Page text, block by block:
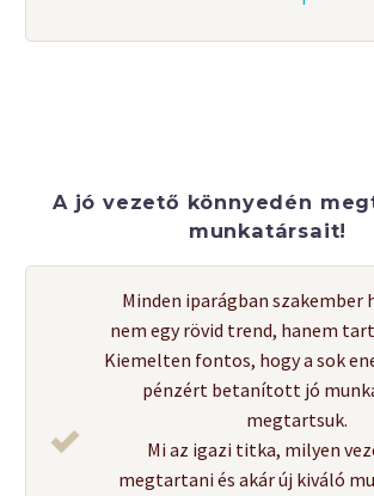
A jó vezető könnyedén
munkatársait!
Minden iparágban szakember
nem egy rövid trend, hanem
Kiemelten fontos, hogy a sok
pénzért betanított jó
megtartsuk.
Mi az igazi titka, milyen
megtartani és akár új kiváló